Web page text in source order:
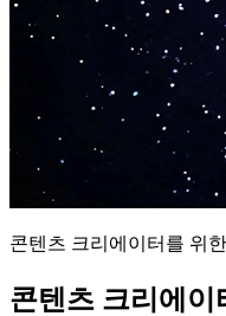
콘텐츠 크리에이터를 위
콘텐츠 크리에이